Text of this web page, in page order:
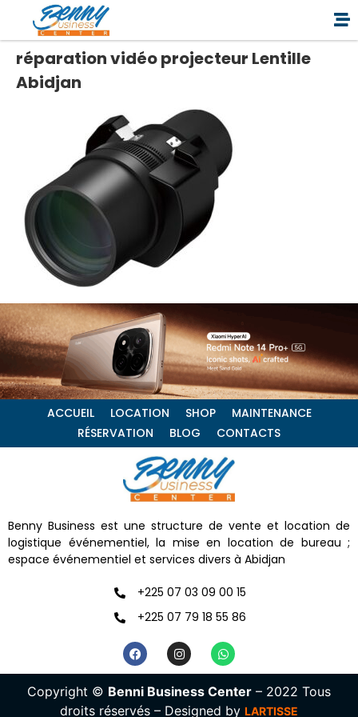
réparation vidéo projecteur Lentille
Abidjan
ACCUEIL LOCATION SHOP
MAINTENANCE
RÉSERVATION
BLOG CONTACTS
Benny Business est une structure de vente et location de
logistique événementiel, la mise en location de bureau ;
espace événementiel et services divers à Abidjan
+225 07 03 09 00 15
+225 07 79 18 55 86
Copyright © Benni Business Center – 2022 Tous
droits réservés – Designed by LARTISSE